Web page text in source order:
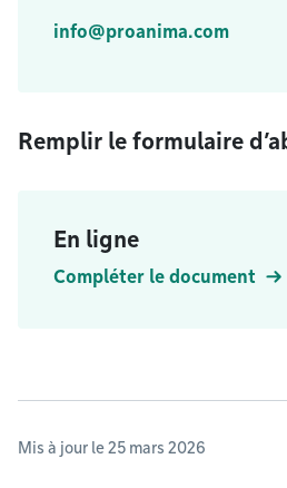
info@proanima.com
Remplir le formulaire
En ligne
Compléter le document
Mis à jour le 25 mars 2026